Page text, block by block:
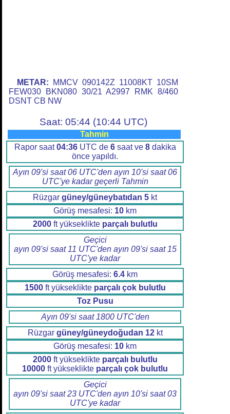
METAR: MMCV 090142Z 11008KT 10SM
FEW030 BKN080 30/21 A2997 RMK 8/460
DSNT CB NW
Saat: 05:44 (10:44 UTC)
Tahmin
Rapor saat04:36UTC de 6saat ve 8dakika
önce yapıldı.
Ayın 09'si saat 06 UTC'den ayın 10'si saat 06
UTC'ye kadar geçerli Tahmin
Rüzgar güney/güneybatıdan 5 kt
Görüş mesafesi: 10 km
2000ft yükseklikte parçalı bulutlu
Geçici
ayın 09'si saat 11 UTC'den ayın 09'si saat 15
UTC'ye kadar
Görüş mesafesi: 6.4 km
1500ft yükseklikte parçalı çok bulutlu
Toz Pusu
Ayın 09'si saat 1800 UTC'den
Rüzgar güney/güneydoğudan 12kt
Görüş mesafesi: 10 km
2000ft yükseklikte parçalı bulutlu
10000 ft yükseklikte parçalı çok bulutlu
Geçici
ayın 09'si saat 23 UTC'den ayın 10'si saat 03
UTC'ye kadar